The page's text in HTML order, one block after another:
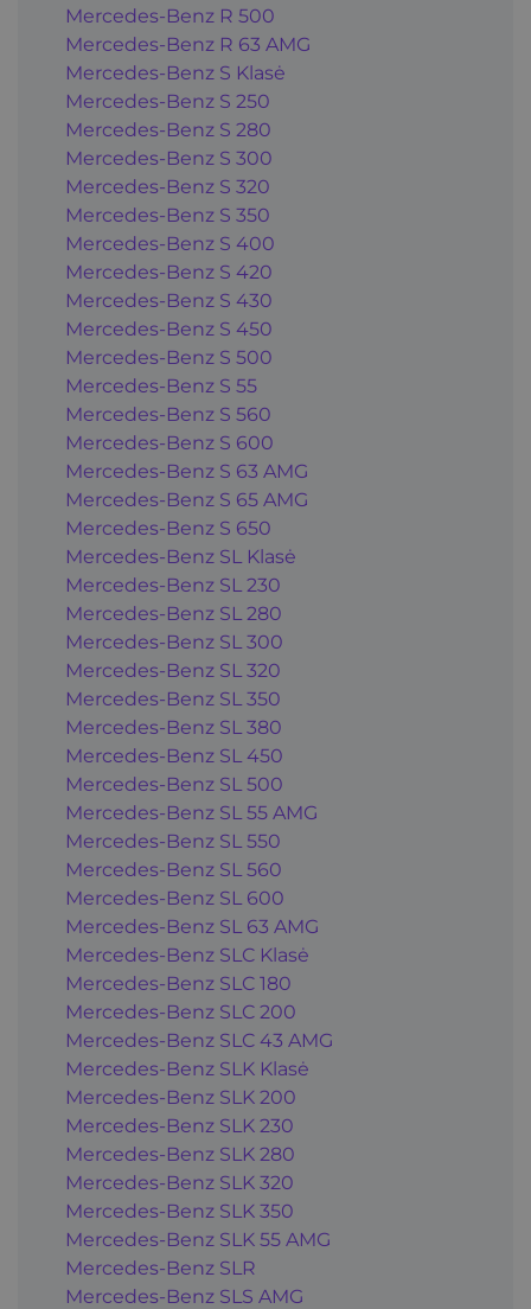
Mercedes-Benz R 500
Mercedes-Benz R 63 AMG
Mercedes-Benz S Klasė
Mercedes-Benz S 250
Mercedes-Benz S 280
Mercedes-Benz S 300
Mercedes-Benz S 320
Mercedes-Benz S 350
Mercedes-Benz S 400
Mercedes-Benz S 420
Mercedes-Benz S 430
Mercedes-Benz S 450
Mercedes-Benz S 500
Mercedes-Benz S 55
Mercedes-Benz S 560
Mercedes-Benz S 600
Mercedes-Benz S 63 AMG
Mercedes-Benz S 65 AMG
Mercedes-Benz S 650
Mercedes-Benz SL Klasė
Mercedes-Benz SL 230
Mercedes-Benz SL 280
Mercedes-Benz SL 300
Mercedes-Benz SL 320
Mercedes-Benz SL 350
Mercedes-Benz SL 380
Mercedes-Benz SL 450
Mercedes-Benz SL 500
Mercedes-Benz SL 55 AMG
Mercedes-Benz SL 550
Mercedes-Benz SL 560
Mercedes-Benz SL 600
Mercedes-Benz SL 63 AMG
Mercedes-Benz SLC Klasė
Mercedes-Benz SLC 180
Mercedes-Benz SLC 200
Mercedes-Benz SLC 43 AMG
Mercedes-Benz SLK Klasė
Mercedes-Benz SLK 200
Mercedes-Benz SLK 230
Mercedes-Benz SLK 280
Mercedes-Benz SLK 320
Mercedes-Benz SLK 350
Mercedes-Benz SLK 55 AMG
Mercedes-Benz SLR
Mercedes-Benz SLS AMG